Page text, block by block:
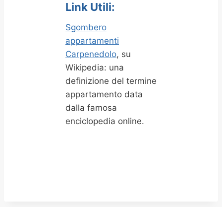
Link Utili:
Sgombero
appartamenti
Carpenedolo, su
Wikipedia: una
definizione del termine
appartamento data
dalla famosa
enciclopedia online.